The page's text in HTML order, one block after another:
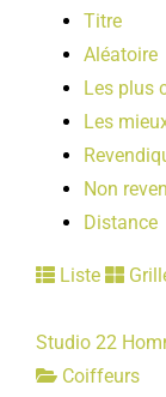
Titre
Aléatoire
Les plus
Les
Non
Distance
Liste
Studio 22
Coiffeurs